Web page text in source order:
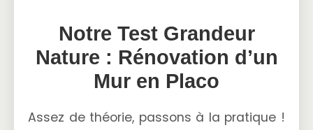
Notre Test Grandeur
Nature : Rénovation d’un
Mur en Placo
Assez de théorie, passons à la pratique !